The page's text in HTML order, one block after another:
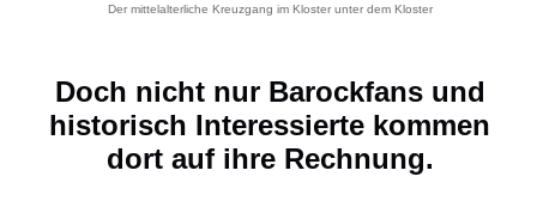
Der mittelalterliche Kreuzgang im Kloster unter dem Kloster
Doch nicht nur Barockfans und
historisch Interessierte kommen
dort auf ihre Rechnung.